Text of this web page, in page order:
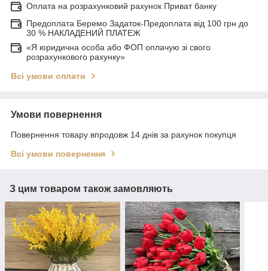
Оплата на розрахунковий рахунок Приват банку
Предоплата Беремо Задаток-Предоплата від 100 грн до
30 % НАКЛАДЕНИЙ ПЛАТЕЖ
«Я юридична особа або ФОП оплачую зі свого
розрахункового рахунку»
Всі умови оплати
Умови повернення
Повернення товару впродовж 14 днів за рахунок покупця
Всі умови повернення
З цим товаром також замовляють